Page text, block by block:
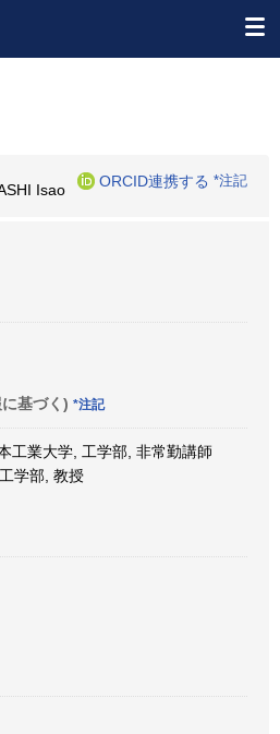
Isao
ORCID連携する *注記
基づく) *注記
工業大学, 工学部, 非常勤講師
学部, 教授